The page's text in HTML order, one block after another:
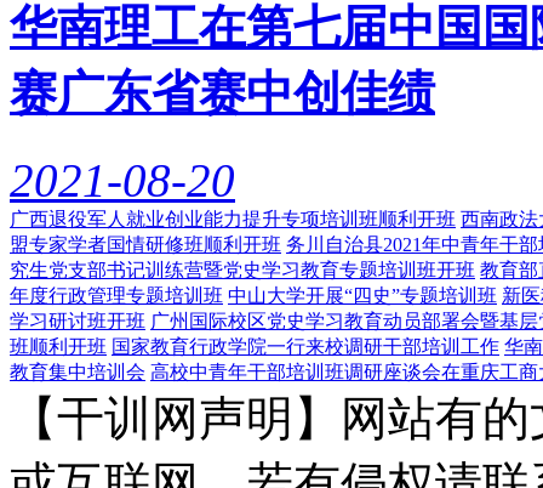
华南理工在第七届中国
赛广东省赛中创佳绩
2021-08-20
广西退役军人就业创业能力提升专项培训班顺利开班 西南政法
盟专家学者国情研修班顺利开班 务川自治县2021年中青年干
究生党支部书记训练营暨党史学习教育专题培训班开班 教育部
年度行政管理专题培训班 中山大学开展“四史”专题培训班 新
学习研讨班开班 广州国际校区党史学习教育动员部署会暨基
班顺利开班 国家教育行政学院一行来校调研干部培训工作 华
教育集中培训会 高校中青年干部培训班调研座谈会在重庆工商
【干训网声明】网站有